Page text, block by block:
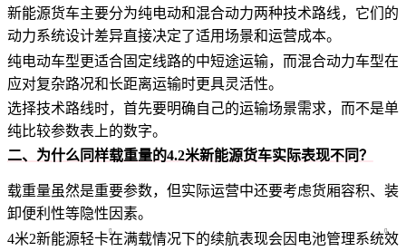
新能源货车主要分为纯电动和混合动力两种技术路线，它们的
动力系统设计差异直接决定了适用场景和运营成本。
纯电动车型更适合固定线路的中短途运输，而混合动力车型在
应对复杂路况和长距离运输时更具灵活性。
选择技术路线时，首先要明确自己的运输场景需求，而不是单
纯比较参数表上的数字。
二、为什么同样载重量的4.2米新能源货车实际表现不同？
载重量虽然是重要参数，但实际运营中还要考虑货厢容积、装
卸便利性等隐性因素。
4米2新能源轻卡在满载情况下的续航表现会因 电池管理系统效